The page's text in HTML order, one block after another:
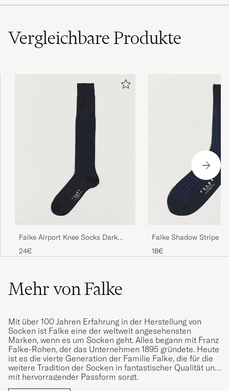
VergleichbareProdukte
Falke Airport Knee Socks Dark
Navy
24€
Falke Shadow Stripe
18€
Mehr von Falke
Mit über 100 Jahren Erfahrung in der Herstellung von
Socken ist Falke eine der weltweit angesehensten
Marken, wenn es um Socken geht. Alles begann mit Franz
Falke-Rohen, der das Unternehmen 1895 gründete. Heute
ist es die vierte Generation der Familie Falke, die für die
weitere Tradition der Socken in fantastischer Qualität und
mit hervorragender Passform sorgt.